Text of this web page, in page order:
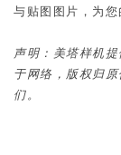
与贴图图片，为您
声明：美塔样机
于网络，版权归
们。